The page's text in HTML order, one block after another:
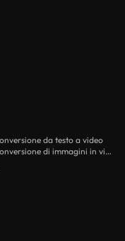
da testo a video
Flussi di lavoro di intelligenza artificiale per la conversione di immagini in video